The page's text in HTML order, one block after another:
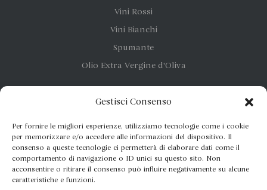
Gestisci Consenso
Per fornire le migliori esperienze, utilizziamo tecnologie come i cookie
per memorizzare e/o accedere alle informazioni del dispositivo. Il
consenso a queste tecnologie ci permetterà di elaborare dati come il
comportamento di navigazione o ID unici su questo sito. Non
acconsentire o ritirare il consenso può influire negativamente su alcune
caratteristiche e funzioni.
Vini Rossi
Vini Bianchi
Spumante
Olio Extra Vergine d'Oliva
CONTATTI
Marsala:+39 0923 547 046
Etna:+39 095 290 6722
Cellulare:+39 388 920 3636
info@marchesedellesaline.com